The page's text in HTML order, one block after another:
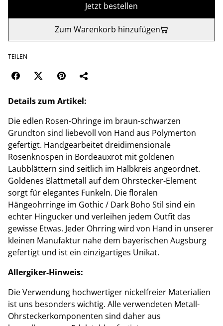
Jetzt bestellen
Zum Warenkorb hinzufügen
TEILEN
Details zum Artikel:
Die edlen Rosen-Ohringe im braun-schwarzen
Grundton sind liebevoll von Hand aus Polymerton
gefertigt. Handgearbeitet dreidimensionale
Rosenknospen in Bordeauxrot mit goldenen
Laubblättern sind seitlich im Halbkreis angeordnet.
Goldenes Blattmetall auf dem Ohrstecker-Element
sorgt für elegantes Funkeln. Die floralen
Hängeohrringe im Gothic / Dark Boho Stil sind ein
echter Hingucker und verleihen jedem Outfit das
gewisse Etwas. Jeder Ohrring wird von Hand in unserer
kleinen Manufaktur nahe dem bayerischen Augsburg
gefertigt und ist ein einzigartiges Unikat.
Allergiker-Hinweis:
Die Verwendung hochwertiger nickelfreier Materialien
ist uns besonders wichtig. Alle verwendeten Metall-
Ohrsteckerkomponenten sind daher aus